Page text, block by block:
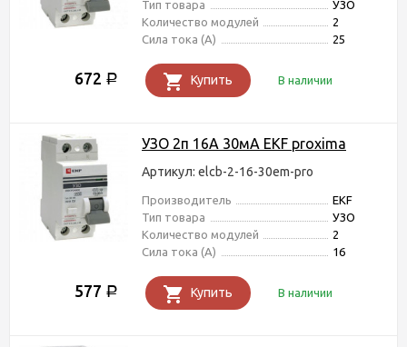
Тип товара
УЗО
Количество модулей
2
Сила тока (А)
25
672 Р Купить В наличии
УЗО 2п 16А 30мА EKF proxima
Артикул: elcb-2-16-30em-pro
Производитель
EKF
Тип товара
УЗО
Количество модулей
2
Сила тока (А)
16
577 Р Купить В наличии